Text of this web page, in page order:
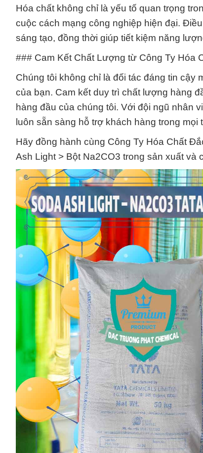
Hóa chất không chỉ là yếu tố quan trọng
cuộc cách mạng công nghiệp hiện đại.
sáng tạo, đồng thời giúp tiết kiệm năng
### Cam Kết Chất Lượng từ Công Ty Hóa
Chúng tôi không chỉ là đối tác đáng tin cậy
của bạn. Cam kết duy trì chất lượng hàng
hàng đầu của chúng tôi. Với đội ngũ nhân
luôn sẵn sàng hỗ trợ khách hàng trong
Hãy đồng hành cùng Công Ty Hóa Chất
Ash Light > Bột Na2CO3 trong sản xuất và